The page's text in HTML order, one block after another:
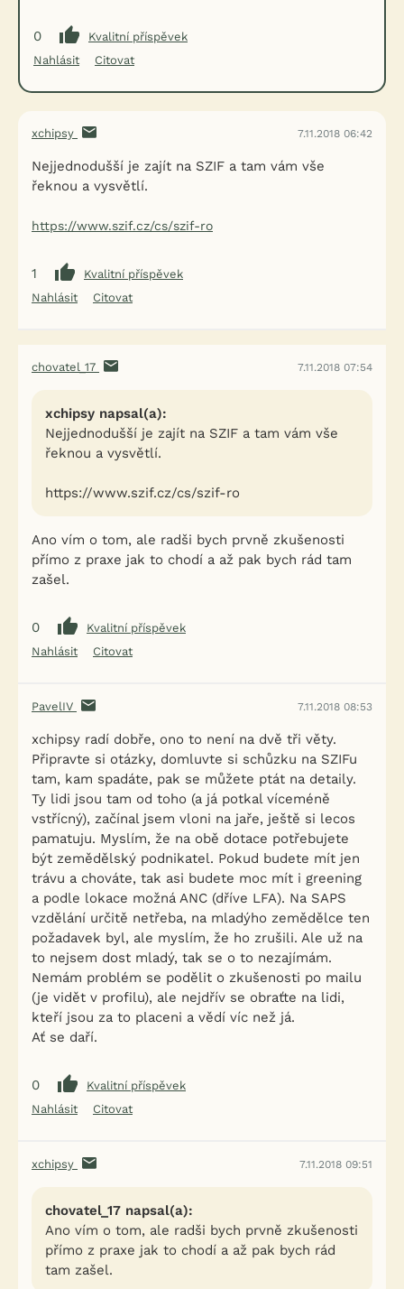
0
Kvalitní příspěvek
Nahlásit
Citovat
xchipsy 7.11.2018 06:42
Nejjednodušší je zajít na SZIF a tam vám vše
řeknou a vysvětlí.
https://www.szif.cz/cs/szif-ro
1
Kvalitní příspěvek
Nahlásit
Citovat
chovatel_17 7.11.2018 07:54
xchipsy napsal(a):
Nejjednodušší je zajít na SZIF a tam vám vše
řeknou a vysvětlí.
https://www.szif.cz/cs/szif-ro
Ano vím o tom, ale radši bych prvně zkušenosti
přímo z praxe jak to chodí a až pak bych rád tam
zašel.
0
Kvalitní příspěvek
Nahlásit
Citovat
PavelIV 7.11.2018 08:53
xchipsy radí dobře, ono to není na dvě tři věty.
Připravte si otázky, domluvte si schůzku na SZIFu
tam, kam spadáte, pak se můžete ptát na detaily.
Ty lidi jsou tam od toho (a já potkal víceméně
vstřícný), začínal jsem vloni na jaře, ještě si lecos
pamatuju. Myslím, že na obě dotace potřebujete
být zemědělský podnikatel. Pokud budete mít jen
trávu a chováte, tak asi budete moc mít i greening
a podle lokace možná ANC (dříve LFA). Na SAPS
vzdělání určitě netřeba, na mladýho zemědělce ten
požadavek byl, ale myslím, že ho zrušili. Ale už na
to nejsem dost mladý, tak se o to nezajímám.
Nemám problém se podělit o zkušenosti po mailu
(je vidět v profilu), ale nejdřív se obraťte na lidi,
kteří jsou za to placeni a vědí víc než já.
Ať se daří.
0
Kvalitní příspěvek
Nahlásit
Citovat
xchipsy 7.11.2018 09:51
chovatel_17 napsal(a):
Ano vím o tom, ale radši bych prvně zkušenosti
přímo z praxe jak to chodí a až pak bych rád
tam zašel.